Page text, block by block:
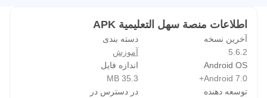
اطلاعات منصة سهل التعليمية APK
آخرین نسخه
5.6.2
دسته بندی
آموزش
Android OS
Android 7.0+
اندازه فایل
35.3 MB
توسعه دهنده
در دسترس در